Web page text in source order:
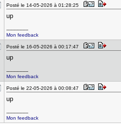
Posté le 14-05-2026 à 01:28:25
up
---------------
Mon feedback
Posté le 16-05-2026 à 00:17:47
up
---------------
Mon feedback
Posté le 22-05-2026 à 00:08:47
up
---------------
Mon feedback